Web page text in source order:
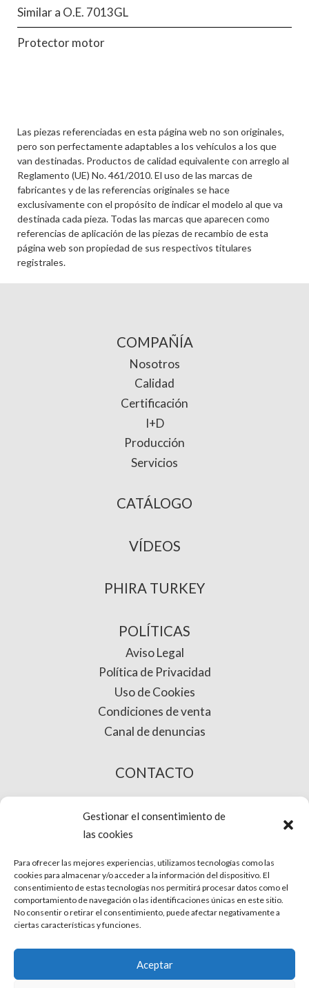
Gestionar el consentimiento de
las cookies
Para ofrecer las mejores experiencias, utilizamos tecnologías como las
cookies para almacenar y/o acceder a la información del dispositivo. El
consentimiento de estas tecnologías nos permitirá procesar datos como el
comportamiento de navegación o las identificaciones únicas en este sitio.
No consentir o retirar el consentimiento, puede afectar negativamente a
ciertas características y funciones.
Aceptar
Similar a O.E. 7013GL
Protector motor
Las piezas referenciadas en esta página web no son originales,
pero son perfectamente adaptables a los vehículos a los que
van destinadas. Productos de calidad equivalente con arreglo al
Reglamento (UE) No. 461/2010. El uso de las marcas de
fabricantes y de las referencias originales se hace
exclusivamente con el propósito de indicar el modelo al que va
destinada cada pieza. Todas las marcas que aparecen como
referencias de aplicación de las piezas de recambio de esta
página web son propiedad de sus respectivos titulares
registrales.
COMPAÑÍA
Nosotros
Calidad
Certificación
I+D
Producción
Servicios
CATÁLOGO
VÍDEOS
PHIRA TURKEY
POLÍTICAS
Aviso Legal
Política de Privacidad
Uso de Cookies
Condiciones de venta
Canal de denuncias
CONTACTO
COMPRA ONLINE
Aviso Legal